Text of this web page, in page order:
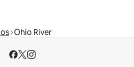
Ohio River